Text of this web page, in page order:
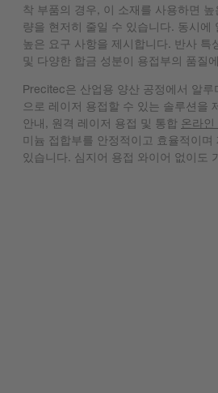
착 부품의 경우, 이 소재를 사용하면
량을 현저히 줄일 수 있습니다. 동시에
높은 요구 사항을 제시합니다. 반사 특
및 다양한 합금 성분이 용접부의 품질
Precitec은 산업용 양산 공정에서 알루
으로 레이저 용접할 수 있는 솔루션을
안내, 원격 레이저 용접 및 통합 온라인
미늄 접합부를 안정적이고 효율적이며
있습니다. 심지어 용접 와이어 없이도